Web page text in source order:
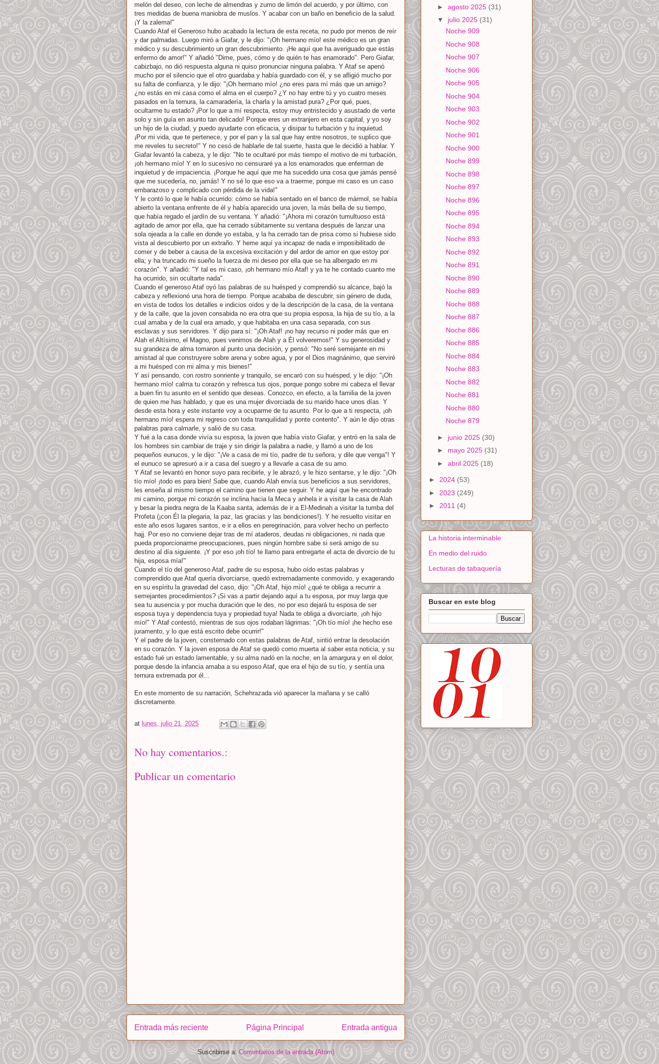
melón del deseo, con leche de almendras y zumo de limón del acuerdo, y por último, con
tres medidas de buena maniobra de muslos. Y acabar con un baño en beneficio de la salud.
¡Y la zalema!"
Cuando Ataf el Generoso hubo acabado la lectura de esta receta, no pudo por menos de reír
y dar palmadas. Luego miró a Giafar, y le dijo: "¡Oh hermano mío! este médico es un gran
médico y su descubrimiento un gran descubrimiento. ¡He aquí que ha averiguado que estás
enfermo de amor!" Y añadió "Dime, pues, cómo y de quién te has enamorado". Pero Giafar,
cabizbajo, no dió respuesta alguna ni quiso pronunciar ninguna palabra. Y Ataf se apenó
mucho por el silencio que el otro guardaba y había guardado con él, y se afligió mucho por
su falta de confianza, y le dijo: "¡Oh hermano mío! ¿no eres para mí más que un amigo?
¿no estás en mi casa como el alma en el cuerpo? ¿Y no hay entre tú y yo cuatro meses
pasados en la ternura, la camaradería, la charla y la amistad pura? ¿Por qué, pues,
ocultarme tu estado? ¡Por lo que a mí respecta, estoy muy entristecido y asustado de verte
solo y sin guía en asunto tan delicado! Porque eres un extranjero en esta capital, y yo soy
un hijo de la ciudad, y puedo ayudarte con eficacia, y disipar tu turbación y tu inquietud.
¡Por mi vida, que te pertenece, y por el pan y la sal que hay entre nosotros, te suplico que
me reveles tu secreto!" Y no cesó de hablarle de tal suerte, hasta que le decidió a hablar. Y
Giafar levantó la cabeza, y le dijo: "No te ocultaré por más tiempo el motivo de mi turbación,
¡oh hermano mío! Y en lo sucesivo no censuraré ya a los enamorados que enferman de
inquietud y de impaciencia. ¡Porque he aquí que me ha sucedido una cosa que jamás pensé
que me sucedería, no, jamás! Y no sé lo que eso va a traerme, porque mi caso es un caso
embarazoso y complicado con pérdida de la vida!"
Y le contó lo que le había ocurrido: cómo se había sentado en el banco de mármol, se había
abierto la ventana enfrente de él y había aparecido una joven, la más bella de su tiempo,
que había regado el jardín de su ventana. Y añadió: "¡Ahora mi corazón tumultuoso está
agitado de amor por ella, que ha cerrado súbitamente su ventana después de lanzar una
sola ojeada a la calle en donde yo estaba, y la ha cerrado tan de prisa como si hubiese sido
vista al descubierto por un extraño. Y heme aquí ya incapaz de nada e imposibilitado de
comer y de beber a causa de la excesiva excitación y del ardor de amor en que estoy por
ella; y ha truncado mi sueño la fuerza de mi deseo por ella que se ha albergado en mi
corazón". Y añadió: "Y tal es mi caso, ¡oh hermano mío Ataf! y ya te he contado cuanto me
ha ocurrido, sin ocultarte nada".
Cuando el generoso Ataf oyó las palabras de su huésped y comprendió su alcance, bajó la
cabeza y reflexionó una hora de tiempo. Porque acababa de descubrir, sin género de duda,
en vista de todos los detalles e indicios oídos y de la descripción de la casa, de la ventana
y de la calle, que la joven consabida no era otra que su propia esposa, la hija de su tío, a la
cual amaba y de la cual era amado, y que habitaba en una casa separada, con sus
esclavas y sus servidores. Y dijo para sí: "¡Oh Ataf! ¡no hay recurso ni poder más que en
Alah el Altísimo, el Magno, pues venimos de Alah y a Él volveremos!" Y su generosidad y
su grandeza de alma tomaron al punto una decisión, y pensó: "No seré semejante en mi
amistad al que construyere sobre arena y sobre agua, y por el Dios magnánimo, que serviré
a mi huésped con mi alma y mis bienes!"
Y así pensando, con rostro sonriente y tranquilo, se encaró con su huésped, y le dijo: "¡Oh
hermano mío! calma tu corazón y refresca tus ojos, porque pongo sobre mi cabeza el llevar
a buen fin tu asunto en el sentido que deseas. Conozco, en efecto, a la familia de la joven
de quien me has hablado, y que es una mujer divorciada de su marido hace unos días. Y
desde esta hora y este instante voy a ocuparme de tu asunto. Por lo que a ti respecta, ¡oh
hermano mío! espera mi regreso con toda tranquilidad y ponte contento". Y aún le dijo otras
palabras para calmarle, y salió de su casa.
Y fué a la casa donde vivía su esposa, la joven que había visto Giafar, y entró en la sala de
los hombres sin cambiar de traje y sin dirigir la palabra a nadie, y llamó a uno de los
pequeños eunucos, y le dijo: "¡Ve a casa de mi tío, padre de tu señora, y dile que venga"! Y
el eunuco se apresuró a ir a casa del suegro y a llevarle a casa de su amo.
Y Ataf se levantó en honor suyo para recibirle, y le abrazó, y le hizo sentarse, y le dijo: "¡Oh
tío mío! ¡todo es para bien! Sabe que, cuando Alah envía sus beneficios a sus servidores,
les enseña al mismo tiempo el camino que tienen que seguir. Y he aquí que he encontrado
mi camino, porque mi corazón se inclina hacia la Meca y anhela ir a visitar la casa de Alah
y besar la piedra negra de la Kaaba santa, además de ir a El-Medinah a visitar la tumba del
Profeta (¡con Él la plegaria, la paz, las gracias y las bendiciones!). Y he resuelto visitar en
este año esos lugares santos, e ir a ellos en peregrinación, para volver hecho un perfecto
hajj. Por eso no conviene dejar tras de mí ataderos, deudas ni obligaciones, ni nada que
pueda proporcionarme preocupaciones, pues ningún hombre sabe si será amigo de su
destino al día siguiente. ¡Y por eso ¡oh tío! te llamo para entregarte el acta de divorcio de tu
hija, esposa mía!"
Cuando el tío del generoso Ataf, padre de su esposa, hubo oído estas palabras y
comprendido que Ataf quería divorciarse, quedó extremadamente conmovido, y exagerando
en su espíritu la gravedad del caso, dijo: "¡Oh Ataf, hijo mío! ¿qué te obliga a recurrir a
semejantes procedimientos? ¡Si vas a partir dejando aquí a tu esposa, por muy larga que
sea tu ausencia y por mucha duración que le des, no por eso dejará tu esposa de ser
esposa tuya y dependencia tuya y propiedad tuya! Nada te obliga a divorciarte, ¡oh hijo
mío!" Y Ataf contestó, mientras de sus ojos rodaban lágrimas: "¡Oh tío mío! ¡he hecho ese
juramento, y lo que está escrito debe ocurrir!"
Y el padre de la joven, consternado con estas palabras de Ataf, sintió entrar la desolación
en su corazón. Y la joven esposa de Ataf se quedó como muerta al saber esta noticia, y su
estado fué un estado lamentable, y su alma nadó en la noche, en la amargura y en el dolor,
porque desde la infancia amaba a su esposo Ataf, que era el hijo de su tío, y sentía una
ternura extremada por él...
En este momento de su narración, Schehrazada vió aparecer la mañana y se calló
discretamente.
at lunes, julio 21, 2025
No hay comentarios.:
Publicar un comentario
Entrada más reciente Entrada antigua
Página Principal
Suscribirse a: Comentarios de la entrada (Atom)
► agosto 2025 (31)
▼ julio 2025 (31)
Noche 909
Noche 908
Noche 907
Noche 906
Noche 905
Noche 904
Noche 903
Noche 902
Noche 901
Noche 900
Noche 899
Noche 898
Noche 897
Noche 896
Noche 895
Noche 894
Noche 893
Noche 892
Noche 891
Noche 890
Noche 889
Noche 888
Noche 887
Noche 886
Noche 885
Noche 884
Noche 883
Noche 882
Noche 881
Noche 880
Noche 879
► junio 2025 (30)
► mayo 2025 (31)
► abril 2025 (18)
► 2024 (53)
► 2023 (249)
► 2011 (4)
La historia interminable
En medio del ruido
Lecturas de tabaquería
Buscar en este blog